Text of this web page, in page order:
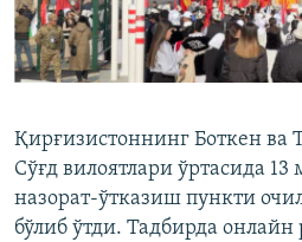
Қирғизистоннинг Боткен ва
Сўғд вилоятлари ўртасида
назорат-ўтказиш пункти
бўлиб ўтди. Тадбирда